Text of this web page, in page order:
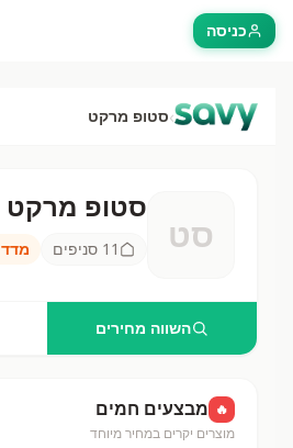
כניסה
›סטופ מרקט
סט
סטופ מרקט
סטופ מרקט
11 סניפים מדד
השווה מחירים
🔥
מבצעים חמים
מוצרים יקרים במחיר מיוחד